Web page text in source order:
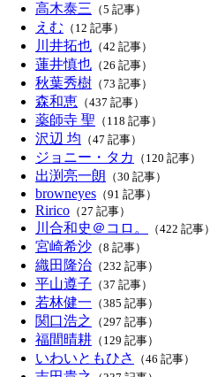
高木泰三 （5 記事）
えむ （12 記事）
川井拓也 （42 記事）
蓮井慎也 （26 記事）
秋葉秀樹 （73 記事）
森和恵 （437 記事）
薬師寺 聖 （118 記事）
沢辺 均 （47 記事）
ジョニー・タカ （120 記事）
出渕亮一朗 （30 記事）
browneyes （91 記事）
Ririco （27 記事）
川合和史＠コロ。 （422 記事）
宮崎希沙 （8 記事）
織田隆治 （232 記事）
平山遵子 （37 記事）
若林健一 （385 記事）
関口浩之 （297 記事）
福間晴耕 （129 記事）
いわいともひさ （46 記事）